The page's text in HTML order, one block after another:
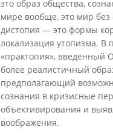
это образ общества,
мире вообще, это мир без
дистопия — это формы
локализация утопизма. В
«практопия», введенный
более реалистичный
предполагающий
сознания в кризисные
объективирования и
воображения.